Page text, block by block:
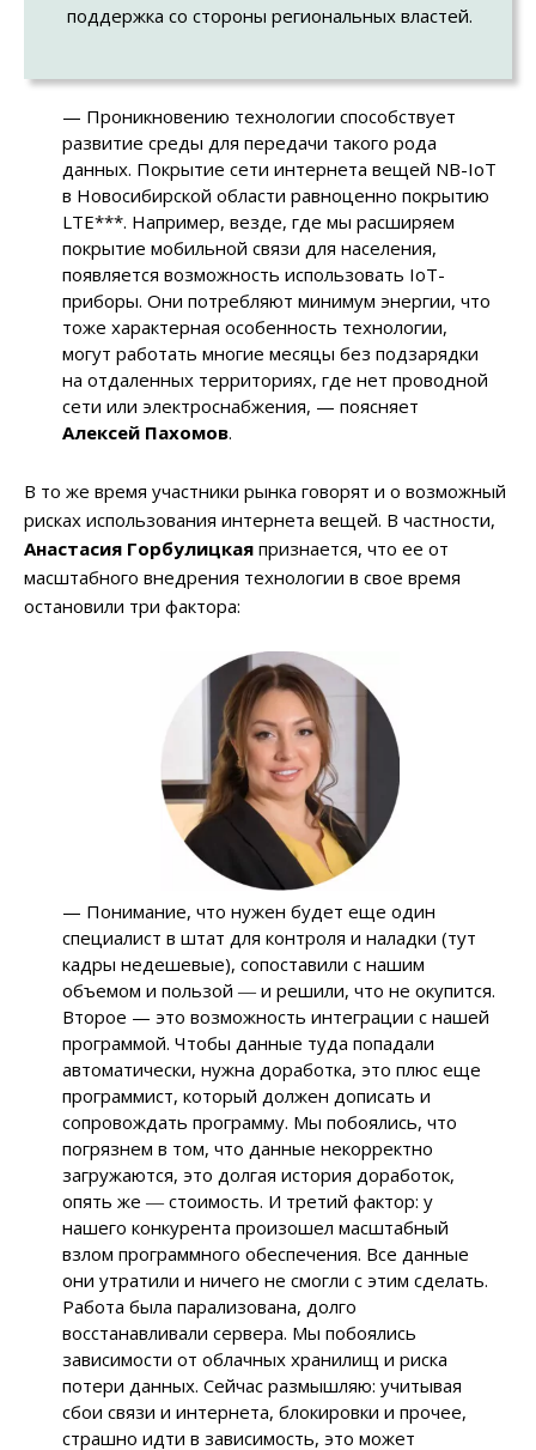
поддержка со стороны региональных властей.
— Проникновению технологии способствует
развитие среды для передачи такого рода
данных. Покрытие сети интернета вещей NB-IoT
в Новосибирской области равноценно покрытию
LTE***. Например, везде, где мы расширяем
покрытие мобильной связи для населения,
появляется возможность использовать IoT-
приборы. Они потребляют минимум энергии, что
тоже характерная особенность технологии,
могут работать многие месяцы без подзарядки
на отдаленных территориях, где нет проводной
сети или электроснабжения, — поясняет
Алексей Пахомов.
В то же время участники рынка говорят и о возможный
рисках использования интернета вещей. В частности,
Анастасия Горбулицкая признается, что ее от
масштабного внедрения технологии в свое время
остановили три фактора:
— Понимание, что нужен будет еще один
специалист в штат для контроля и наладки (тут
кадры недешевые), сопоставили с нашим
объемом и пользой ― и решили, что не окупится.
Второе — это возможность интеграции с нашей
программой. Чтобы данные туда попадали
автоматически, нужна доработка, это плюс еще
программист, который должен дописать и
сопровождать программу. Мы побоялись, что
погрязнем в том, что данные некорректно
загружаются, это долгая история доработок,
опять же ― стоимость. И третий фактор: у
нашего конкурента произошел масштабный
взлом программного обеспечения. Все данные
они утратили и ничего не смогли с этим сделать.
Работа была парализована, долго
восстанавливали сервера. Мы побоялись
зависимости от облачных хранилищ и риска
потери данных. Сейчас размышляю: учитывая
сбои связи и интернета, блокировки и прочее,
страшно идти в зависимость, это может